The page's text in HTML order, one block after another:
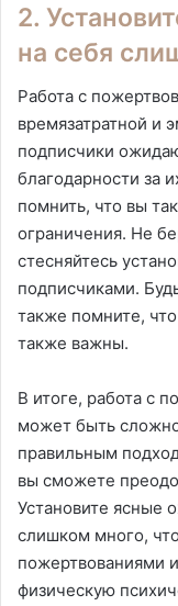
2.
на себя
Работа с
времязатратной и
подписчики
благодарности за
помнить, что вы
ограничения. Не
стесняйтесь
подписчиками.
также помните,
также важны.
В итоге, работа с
может быть
правильным
вы сможете
Установите ясные
слишком много,
пожертвованиями
физическую